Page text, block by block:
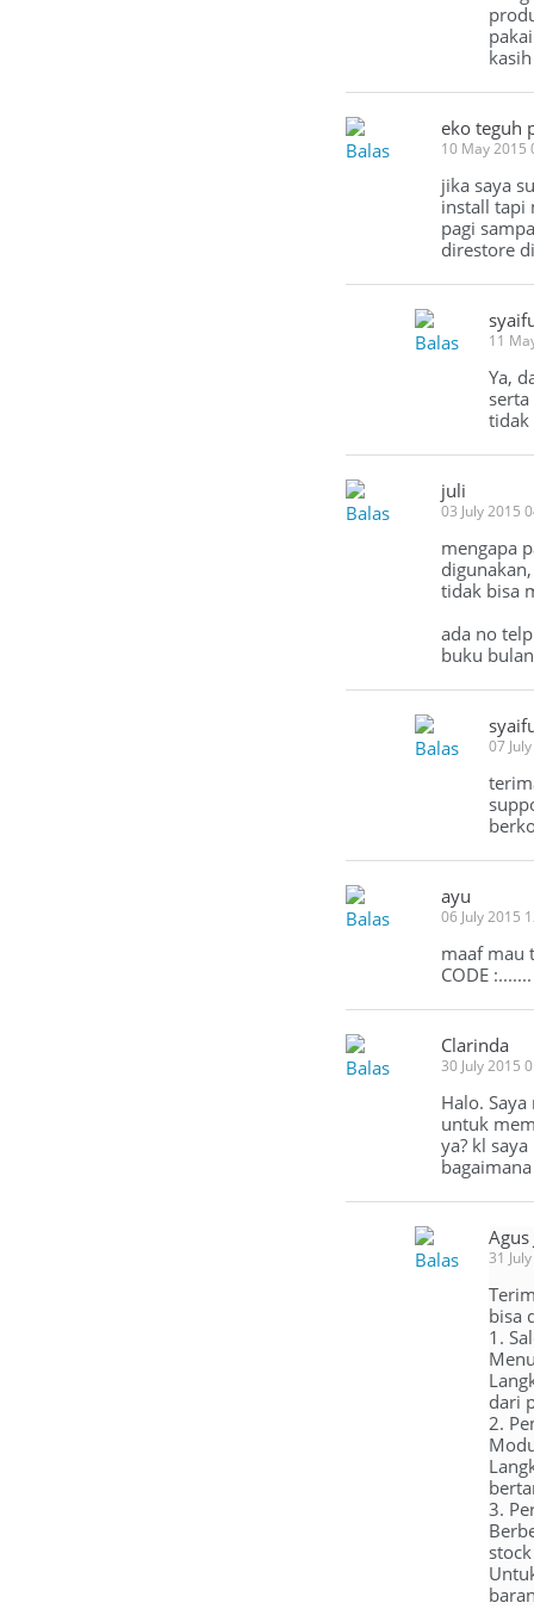
kasih
Balas
eko teguh
10 May 2015
jika saya
install tapi
pagi
direstore
Balas 11
Ya,
tidak
Balas
juli
03 July 2015
mengapa
tidak bisa
ada no
buku
Balas 07
Balas
ayu
06 July 2015
maaf mau
CODE
Balas
Clarinda
30 July 2015
Halo.
untuk
ya? kl
Balas
Agus
31
bisa
1.
dari
2.
3.